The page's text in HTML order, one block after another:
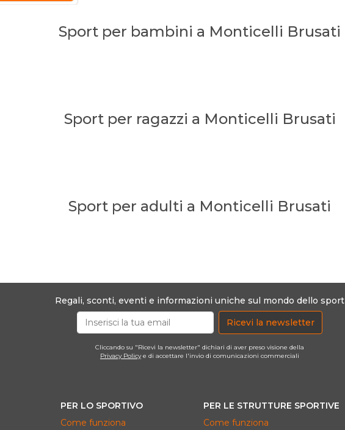
Sport per bambini a Monticelli Brusati
Sport per ragazzi a Monticelli Brusati
Sport per adulti a Monticelli Brusati
Regali, sconti, eventi e informazioni uniche sul mondo dello sport
Ricevi la newsletter
Cliccando su "Ricevi la newsletter" dichiari di aver preso visione della
Privacy Policye di accettare l'invio di comunicazioni commerciali
PER LO SPORTIVO
Come funziona
PER LE STRUTTURE SPORTIVE
Come funziona